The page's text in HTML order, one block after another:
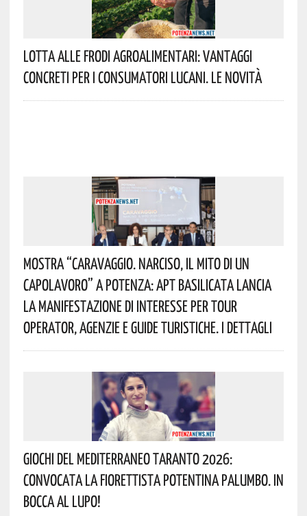
Lotta Alle Frodi Agroalimentari: Vantaggi
Concreti Per I Consumatori Lucani. Le Novità
Mostra “Caravaggio. Narciso, Il Mito Di Un
Capolavoro” A Potenza: APT Basilicata Lancia
La Manifestazione Di Interesse Per Tour
Operator, Agenzie E Guide Turistiche. I Dettagli
Giochi Del Mediterraneo Taranto 2026:
Convocata La Fiorettista Potentina Palumbo. In
Bocca Al Lupo!